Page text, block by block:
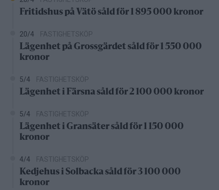
Fritidshus på Vätö såld för 1 895 000 kronor
20/4 FASTIGHETSKÖP
Lägenhet på Grossgärdet såld för 1 550 000
kronor
5/4 FASTIGHETSKÖP
Lägenhet i Färsna såld för 2 100 000 kronor
5/4 FASTIGHETSKÖP
Lägenhet i Gransäter såld för 1 150 000
kronor
4/4 FASTIGHETSKÖP
Kedjehus i Solbacka såld för 3 100 000
kronor